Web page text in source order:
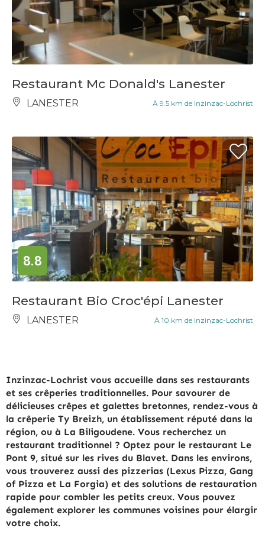
Restaurant Mc Donald's Lanester
LANESTER À 9.5 km de Inzinzac-Lochrist
8.8
Restaurant Bio Croc'épi Lanester
LANESTER À 10 km de Inzinzac-Lochrist
Inzinzac-Lochrist vous accueille dans ses restaurants
et ses crêperies traditionnelles. Pour savourer de
délicieuses crêpes et galettes bretonnes, rendez-vous à
la crêperie Ty Breizh, un établissement réputé dans la
région, ou à La Biligoudene. Vous recherchez un
restaurant traditionnel ? Optez pour le restaurant Le
Pont 9, situé sur les rives du Blavet. Dans les environs,
vous trouverez aussi des pizzerias (Lexus Pizza, Gang
of Pizza et La Forgia) et des solutions de restauration
rapide pour combler les petits creux. Vous pouvez
également explorer les communes voisines pour élargir
votre choix.